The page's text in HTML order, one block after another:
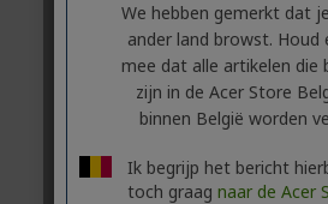
We hebben gemerkt dat
ander land browst. Houd
mee dat alle artikelen die
zijn in de Acer Store
binnen België worden
Ik begrijp het bericht
toch graag naar de Acer